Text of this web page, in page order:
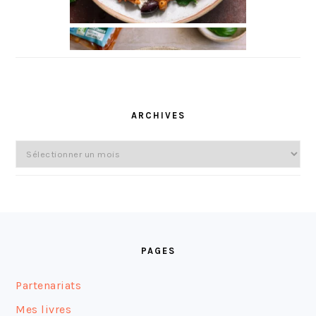
ARCHIVES
Archives
PAGES
Partenariats
Mes livres